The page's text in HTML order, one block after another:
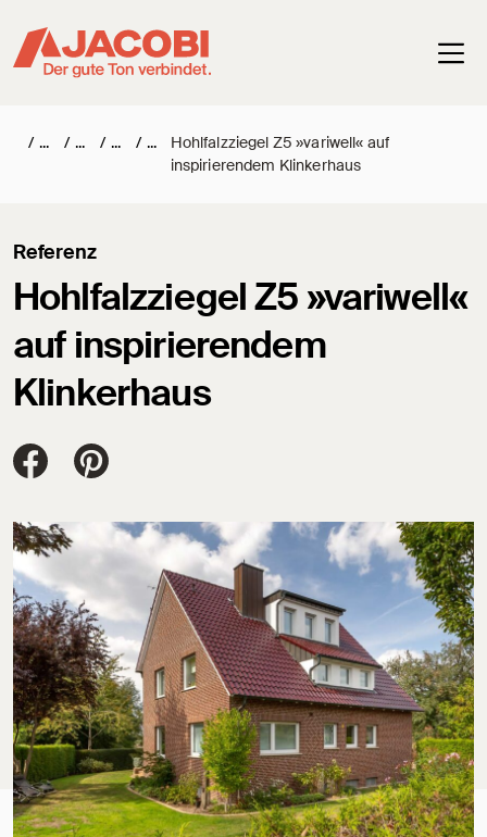
/ / / /
Hohlfalzziegel Z5 »variwell« auf
inspirierendem Klinkerhaus
Hohlfalzziegel Z5 »variwell«
auf inspirierendem
Klinkerhaus
Referenz
Jacobi Dachziegel auf FaceBook
Jacobi Dachziegel auf Pinterest